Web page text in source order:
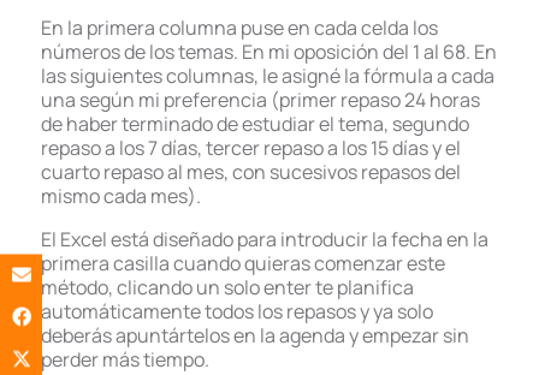
En la primera columna puse en cada celda los
números de los temas. En mi oposición del 1 al 68. En
las siguientes columnas, le asigné la fórmula a cada
una según mi preferencia (primer repaso 24 horas
de haber terminado de estudiar el tema, segundo
repaso a los 7 días, tercer repaso a los 15 días y el
cuarto repaso al mes, con sucesivos repasos del
mismo cada mes).
El Excel está diseñado para introducir la fecha en la
primera casilla cuando quieras comenzar este
método, clicando un solo enter te planifica
automáticamente todos los repasos y ya solo
deberás apuntártelos en la agenda y empezar sin
perder más tiempo.